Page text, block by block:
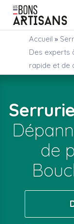
Accueil »
Des experts
rapide et de
de